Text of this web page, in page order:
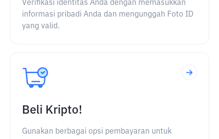
Verifikasi identitas Anda dengan memasukkan
informasi pribadi Anda dan mengunggah Foto ID
yang valid.
Beli Kripto!
Gunakan berbagai opsi pembayaran untuk